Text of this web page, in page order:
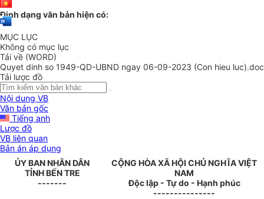
Định dạng văn bản hiện có:
MỤC LỤC
Không có mục lục
Tải về (WORD)
Quyet dinh so 1949-QD-UBND ngay 06-09-2023 (Con hieu luc).doc
Tải lược đồ
Nội dung VB
Văn bản gốc
Tiếng anh
Lược đồ
VB liên quan
Bản án áp dụng
ỦY BAN NHÂN DÂN
TỈNH BẾN TRE
-------
CỘNG HÒA XÃ HỘI CHỦ NGHĨA VIỆT
NAM
Độc lập - Tự do - Hạnh phúc
---------------